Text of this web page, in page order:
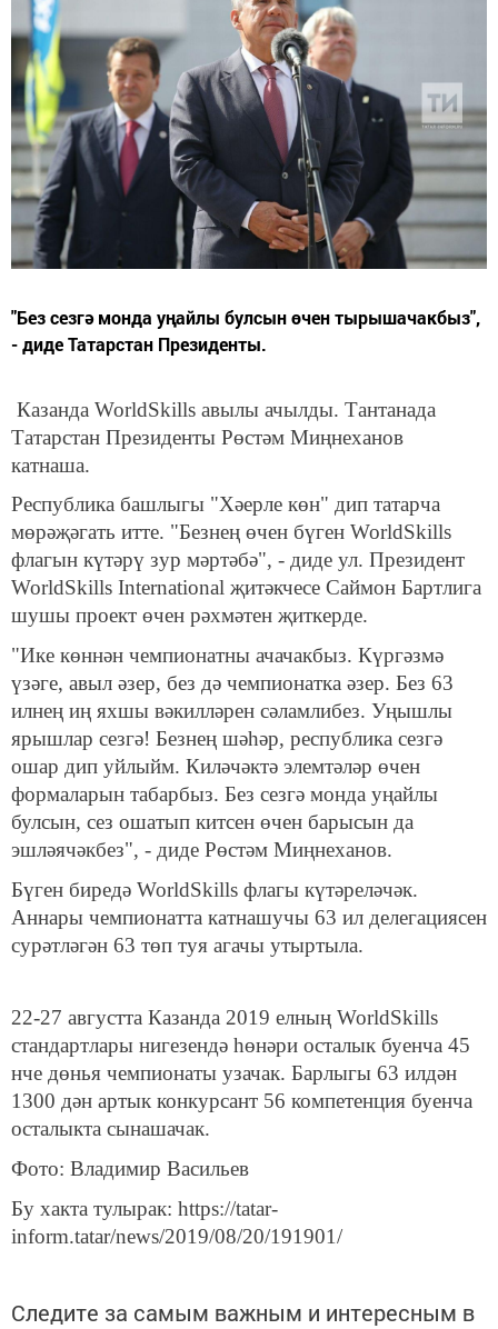
"Без сезгә монда уңайлы булсын өчен тырышачакбыз",
- диде Татарстан Президенты.
Казанда WorldSkills авылы ачылды. Тантанада
Татарстан Президенты Рөстәм Миңнеханов
катнаша.
Республика башлыгы "Хәерле көн" дип татарча
мөрәҗәгать итте. "Безнең өчен бүген WorldSkills
флагын күтәрү зур мәртәбә", - диде ул. Президент
WorldSkills International җитәкчесе Саймон Бартлига
шушы проект өчен рәхмәтен җиткерде.
"Ике көннән чемпионатны ачачакбыз. Күргәзмә
үзәге, авыл әзер, без дә чемпионатка әзер. Без 63
илнең иң яхшы вәкилләрен сәламлибез. Уңышлы
ярышлар сезгә! Безнең шәһәр, республика сезгә
ошар дип уйлыйм. Киләчәктә элемтәләр өчен
формаларын табарбыз. Без сезгә монда уңайлы
булсын, сез ошатып китсен өчен барысын да
эшләячәкбез", - диде Рөстәм Миңнеханов.
Бүген биредә WorldSkills флагы күтәреләчәк.
Аннары чемпионатта катнашучы 63 ил делегациясен
сурәтләгән 63 төп туя агачы утыртыла.
22-27 августта Казанда 2019 елның WorldSkills
стандартлары нигезендә һөнәри осталык буенча 45
нче дөнья чемпионаты узачак. Барлыгы 63 илдән
1300 дән артык конкурсант 56 компетенция буенча
осталыкта сынашачак.
Фото: Владимир Васильев
Бу хакта тулырак: https://tatar-
inform.tatar/news/2019/08/20/191901/
Следите за самым важным и интересным в